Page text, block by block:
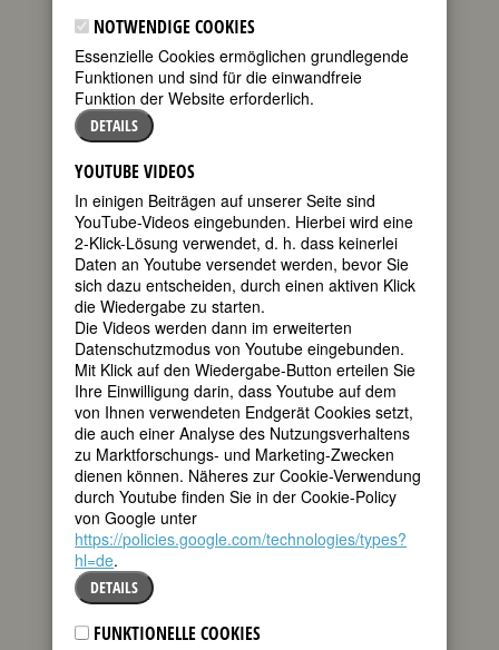
DORIS DÖRRIE
geboren am
26. Mai 1955
in Hannover
deutsche
Regisseurin,
Produzentin
und
Schriftstellerin
70. Geburtstag am 26. Mai 2025
Biografie•Literatur & Quellen
BIOGRAFIE
“Der blaue Rock ist zu blau und der rote
Pullover ist zu rot”, sagt Lotta, “ich will
das Prinzessinnenkleid anziehen.” In
ihrem ersten Kinderbuch (1998) –
übrigens zauberhaft bebildert von Julia
Kaergel – läßt Doris Dörrie Mutter und
NOTWENDIGE COOKIES
Essenzielle Cookies ermöglichen grundlegende
Funktionen und sind für die einwandfreie
Funktion der Website erforderlich.
DETAILS
YOUTUBE VIDEOS
In einigen Beiträgen auf unserer Seite sind
YouTube-Videos eingebunden. Hierbei wird eine
2-Klick-Lösung verwendet, d. h. dass keinerlei
Daten an Youtube versendet werden, bevor Sie
sich dazu entscheiden, durch einen aktiven Klick
die Wiedergabe zu starten.
Die Videos werden dann im erweiterten
Datenschutzmodus von Youtube eingebunden.
Mit Klick auf den Wiedergabe-Button erteilen Sie
Ihre Einwilligung darin, dass Youtube auf dem
von Ihnen verwendeten Endgerät Cookies setzt,
die auch einer Analyse des Nutzungsverhaltens
zu Marktforschungs- und Marketing-Zwecken
dienen können. Näheres zur Cookie-Verwendung
durch Youtube finden Sie in der Cookie-Policy
von Google unter
https://policies.google.com/technologies/types?
hl=de.
DETAILS
FUNKTIONELLE COOKIES